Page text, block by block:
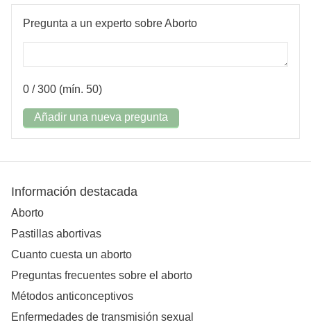
Pregunta a un experto sobre Aborto
0 / 300 (mín. 50)
Añadir una nueva pregunta
Información destacada
Aborto
Pastillas abortivas
Cuanto cuesta un aborto
Preguntas frecuentes sobre el aborto
Métodos anticonceptivos
Enfermedades de transmisión sexual